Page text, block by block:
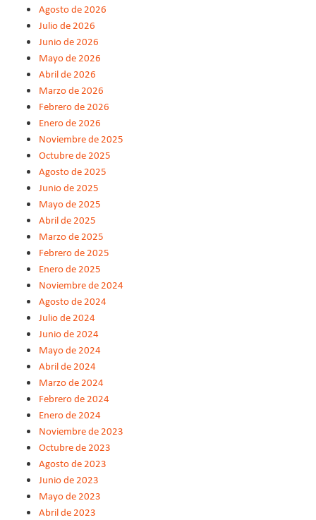
Agosto de 2026
Julio de 2026
Junio de 2026
Mayo de 2026
Abril de 2026
Marzo de 2026
Febrero de 2026
Enero de 2026
Noviembre de 2025
Octubre de 2025
Agosto de 2025
Junio de 2025
Mayo de 2025
Abril de 2025
Marzo de 2025
Febrero de 2025
Enero de 2025
Noviembre de 2024
Agosto de 2024
Julio de 2024
Junio de 2024
Mayo de 2024
Abril de 2024
Marzo de 2024
Febrero de 2024
Enero de 2024
Noviembre de 2023
Octubre de 2023
Agosto de 2023
Junio de 2023
Mayo de 2023
Abril de 2023